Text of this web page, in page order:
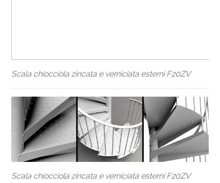
Scala chiocciola zincata e verniciata esterni F20ZV
Scala chiocciola zincata e verniciata esterni F20ZV